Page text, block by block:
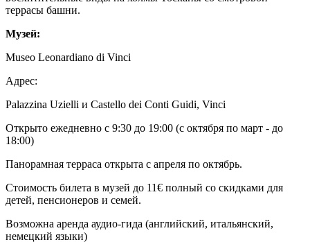
террасы башни.
Музей:
Museo Leonardiano di Vinci
Адрес:
Palazzina Uzielli и Castello dei Conti Guidi, Vinci
Открыто ежедневно с 9:30 до 19:00 (с октября по март - до
18:00)
Панорамная терраса открыта с апреля по октябрь.
Стоимость билета в музей до 11€ полный со скидками для
детей, пенсионеров и семей.
Возможна аренда аудио-гида (английский, итальянский,
немецкий языки)